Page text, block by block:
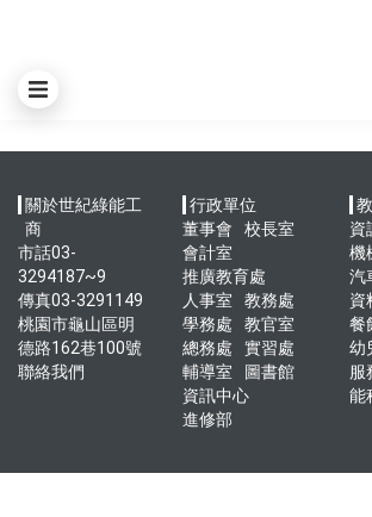
關於世紀綠能工
商
市話03-
3294187~9
傳真03-3291149
桃園市龜山區明
德路162巷100號
聯絡我們
行政單位
董事會
校長室
會計室
推廣教育處
人事室
教務處
學務處
教官室
總務處
實習處
輔導室
圖書館
資訊中心
進修部
資
機
汽
資
餐
幼
服
能